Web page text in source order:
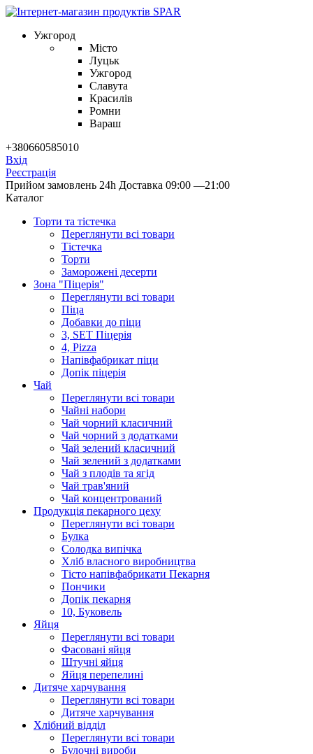
Ужгород
Місто
Луцьк
Ужгород
Славута
Красилів
Ромни
Вараш
+380660585010
Вхід
Реєстрація
Прийом замовлень 24h Доставка 09:00 —21:00
Каталог
Торти та тістечка
Переглянути всі товари
Тістечка
Торти
Заморожені десерти
Зона "Піцерія"
Переглянути всі товари
Піца
Добавки до піци
3, SET Піцерія
4, Pizza
Напівфабрикат піци
Допік піцерія
Чай
Переглянути всі товари
Чайні набори
Чай чорний класичний
Чай чорний з додатками
Чай зелений класичний
Чай зелений з додатками
Чай з плодів та ягід
Чай трав'яний
Чай концентрований
Продукцiя пекарного цеху
Переглянути всі товари
Булка
Солодка випiчка
Хлiб власного виробництва
Тiсто напiвфабрикати Пекарня
Пончики
Допік пекарня
10, Буковель
Яйця
Переглянути всі товари
Фасовані яйця
Штучні яйця
Яйця перепелині
Дитяче харчування
Переглянути всі товари
Дитяче харчування
Хлібний відділ
Переглянути всі товари
Булочні вироби